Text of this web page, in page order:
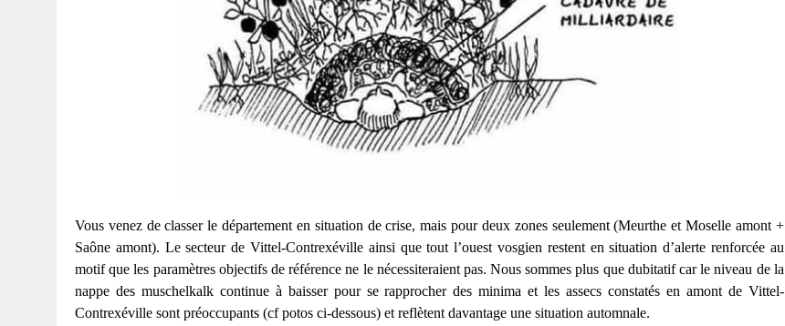
Vous venez de classer le département en situation de crise, mais pour deux zones seulement (Meurthe et Moselle amont +
Saône amont). Le secteur de Vittel-Contrexéville ainsi que tout l’ouest vosgien restent en situation d’alerte renforcée au
motif que les paramètres objectifs de référence ne le nécessiteraient pas. Nous sommes plus que dubitatif car le niveau de la
nappe des muschelkalk continue à baisser pour se rapprocher des minima et les assecs constatés en amont de Vittel-
Contrexéville sont préoccupants (cf potos ci-dessous) et reflètent davantage une situation automnale.